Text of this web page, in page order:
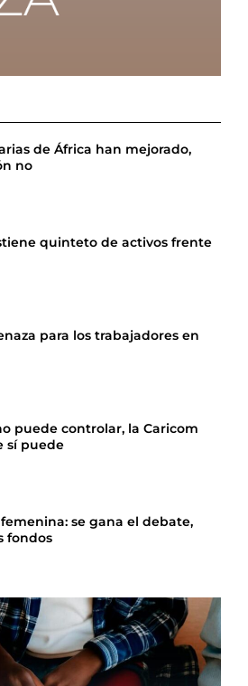
de África han mejorado,
no
quinteto de activos frente
para los trabajadores en
puede controlar, la Caricom
sí puede
se gana el debate,
fondos